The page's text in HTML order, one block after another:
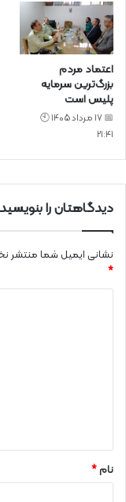
اعتماد مردم
بزرگ‌ترین سرمایه
پلیس است
📅 17 مرداد 1405 🕙
21:41
دیدگاهتان را بنویسید
نشانی ایمیل شما منتشر
*
نام*